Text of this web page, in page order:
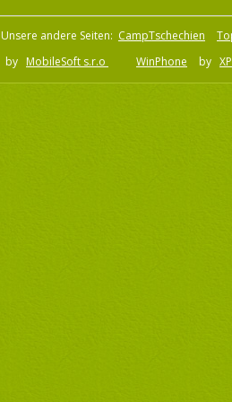
Unsere andere Seiten: CampTschechien
by MobileSoft s.r.o WinPhone by